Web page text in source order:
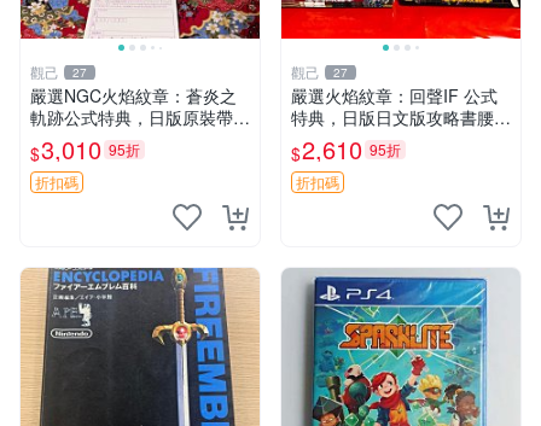
觀己 27
嚴選NGC火焰紋章：蒼炎之
軌跡公式特典，日版原裝帶側
邊函套，保存極佳95成新 蒼
炎之軌跡 公式特典 NGC日版
$3,010 95折
折扣碼
觀己 27
嚴選火焰紋章：回聲IF 公式
特典，日版日文版攻略書腰遊
戲，95成新手辦收藏推薦 火
焰紋章 時代典藏 游戲本體
$2,610 95折
折扣碼